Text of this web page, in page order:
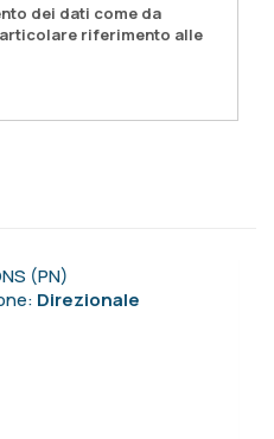
dei dati come da
riferimento alle
(PN)
Direzionale